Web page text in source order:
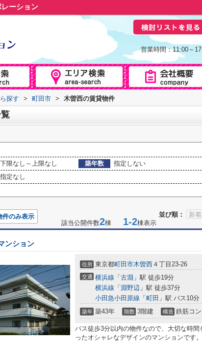
ーション
営業時間：11:00～
探す > 町田市 > 木曽西の賃貸物件
下限なし～上限なし 築年数
指定しない
指定なし
並び順：
件のみ表示
該当公開件数2棟 1-2棟表示
ンション
住所 東京都町田市木曽西 ４丁目23-26
交通 横浜線 「 古淵 」駅 徒歩19分
横浜線 「 淵野辺 」駅 徒歩37分
小田急小田原線 「 町田 」駅 バス10
築年 築43年 階数 3階建 構造 鉄筋コ
バス徒歩3分以内の物件なので、大切な時
ったオシャレなデザインのマンションです